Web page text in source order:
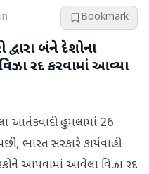
Bookmark
બંને દેશોના
રદ કરવામાં આવ્યા
આતંકવાદી હુમલામાં 26
ભારત સરકારે કાર્યવાહી
આપવામાં આવેલા વિઝા રદ